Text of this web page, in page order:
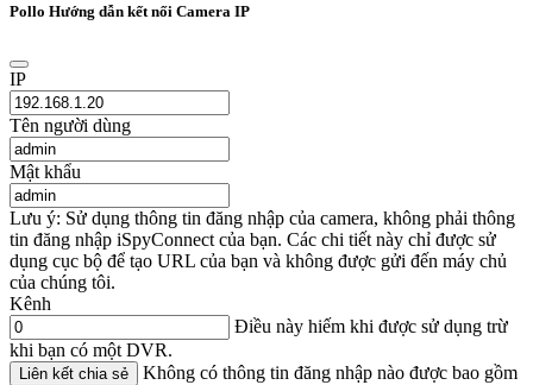
Pollo Hướng dẫn kết nối Camera IP
IP
Tên người dùng
Mật khẩu
Lưu ý: Sử dụng thông tin đăng nhập của camera, không phải thông
tin đăng nhập iSpyConnect của bạn. Các chi tiết này chỉ được sử
dụng cục bộ để tạo URL của bạn và không được gửi đến máy chủ
của chúng tôi.
Kênh
Điều này hiếm khi được sử dụng trừ
khi bạn có một DVR.
Liên kết chia sẻ Không có thông tin đăng nhập nào được bao gồm